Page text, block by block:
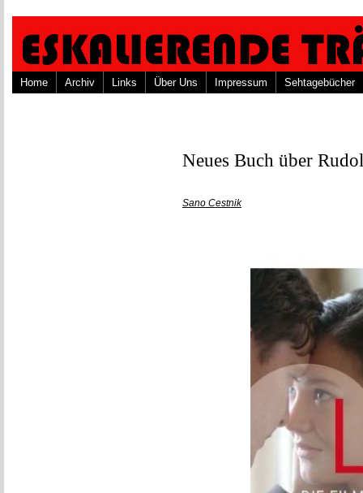
Home Archiv Links Über Uns Impressum Sehtagebücher
Neues Buch über
Sano Cestnik